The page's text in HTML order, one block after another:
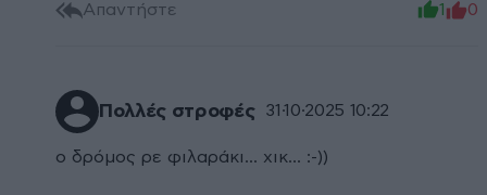
Απαντήστε 1 0
Πολλές στροφές 31·10·2025 10:22
ο δρόμος ρε φιλαράκι... χικ... :-))